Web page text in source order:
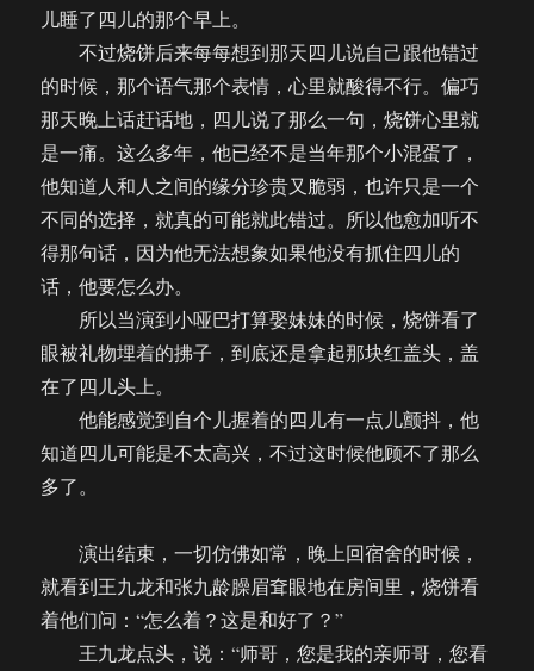
儿睡了四儿的那个早上。
不过烧饼后来每每想到那天四儿说自己跟他错过
的时候，那个语气那个表情，心里就酸得不行。偏巧
那天晚上话赶话地，四儿说了那么一句，烧饼心里就
是一痛。这么多年，他已经不是当年那个小混蛋了，
他知道人和人之间的缘分珍贵又脆弱，也许只是一个
不同的选择，就真的可能就此错过。所以他愈加听不
得那句话，因为他无法想象如果他没有抓住四儿的
话，他要怎么办。
所以当演到小哑巴打算娶妹妹的时候，烧饼看了
眼被礼物埋着的拂子，到底还是拿起那块红盖头，盖
在了四儿头上。
他能感觉到自个儿握着的四儿有一点儿颤抖，他
知道四儿可能是不太高兴，不过这时候他顾不了那么
多了。
演出结束，一切仿佛如常，晚上回宿舍的时候，
就看到王九龙和张九龄臊眉耷眼地在房间里，烧饼看
着他们问：“怎么着？这是和好了？”
王九龙点头，说：“师哥，您是我的亲师哥，您看